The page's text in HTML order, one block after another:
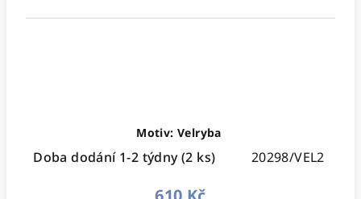
Motiv: Velryba
Doba dodání 1-2 týdny(2 ks) 20298/VEL2